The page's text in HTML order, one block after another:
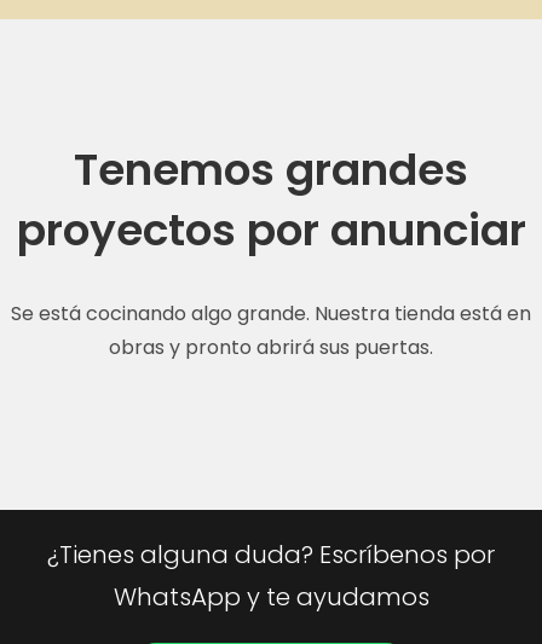
Tenemos grandes
proyectos por anunciar
Se está cocinando algo grande. Nuestra tienda está en
obras y pronto abrirá sus puertas.
¿Tienes alguna duda? Escríbenos por
WhatsApp y te ayudamos